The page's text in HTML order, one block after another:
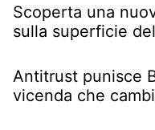
Scoperta una
sulla superficie
Antitrust punisce
vicenda che